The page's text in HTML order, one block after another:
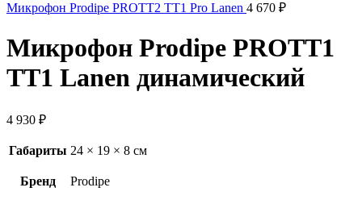
Микрофон Prodipe PROTT2 TT1 Pro Lanen 4 670 ₽
Микрофон Prodipe PROTT1
TT1 Lanen динамический
4 930 ₽
Габариты 24 × 19 × 8 см
Бренд Prodipe